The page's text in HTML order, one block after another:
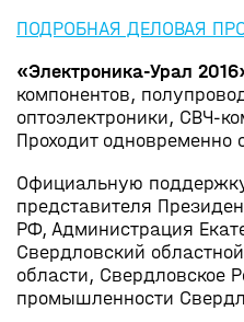
ПОДРОБНАЯ ДЕЛОВАЯ
«Электроника-Урал
компонентов,
оптоэлектроники, СВЧ-
Проходит одновременно
Официальную
представителя
РФ, Администрация
Свердловский
области, Свердловское
промышленности